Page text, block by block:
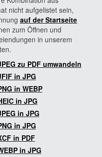
nicht aufgelistet sein,
auf der Startseite
zum Öffnen und
in unserem
zu PDF umwandeln
in JPG
in WEBP
in JPG
in JPG
in JPG
in PDF
in JPG